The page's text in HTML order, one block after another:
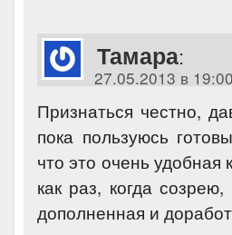
Тамара:
27.05.2013 в 19:00
Признаться честно,
пока пользуюсь
что это очень
как раз, когда
дополненная и